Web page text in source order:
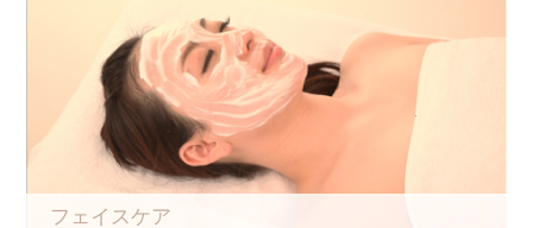
フェイスケア